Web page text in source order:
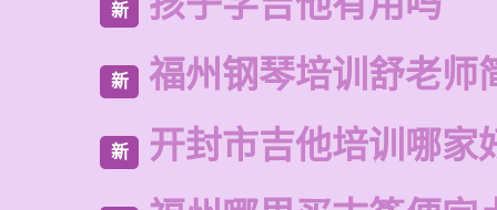
新
新 福州钢琴培训舒老师
新 开封市吉他培训哪家